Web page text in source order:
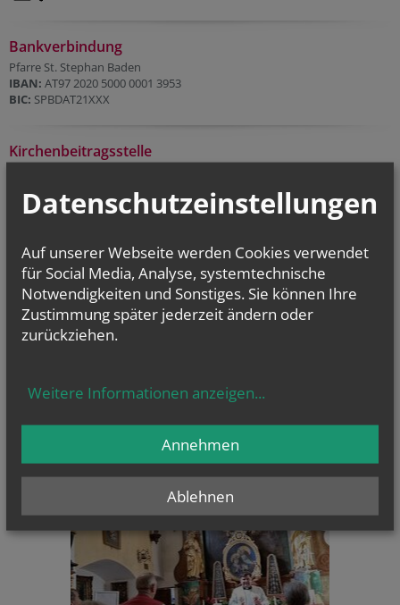
Bankverbindung
Pfarre St. Stephan Baden
IBAN: AT97 2020 5000 0001 3953
BIC: SPBDAT21XXX
Kirchenbeitragsstelle
den folgenden Tagen:
02. 12. 2026
Link zu KB-Stelle Wiener Neustadt
CHRONIK
Datenschutzeinstellungen
Auf unserer Webseite werden Cookies verwendet
für Social Media, Analyse, systemtechnische
Notwendigkeiten und Sonstiges. Sie können Ihre
Zustimmung später jederzeit ändern oder
zurückziehen.
Weitere Informationen anzeigen...
Ablehnen
Annehmen